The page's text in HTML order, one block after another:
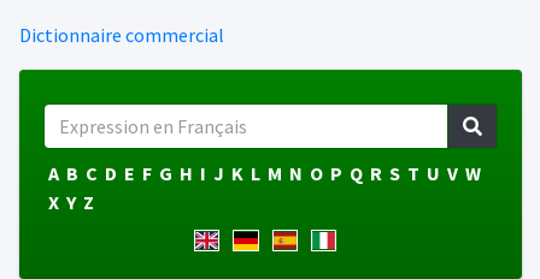
Dictionnaire commercial
A B C D E F G H I J K L M N O P Q R S T U V W
X Y Z